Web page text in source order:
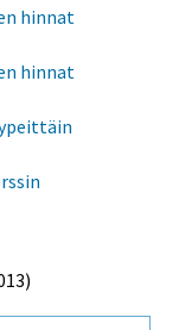
hinnat
hinnat